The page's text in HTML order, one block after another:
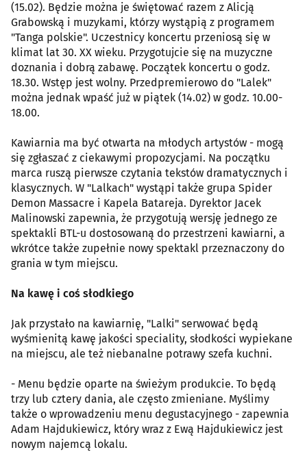
(15.02). Będzie można je świętować razem z Alicją
Grabowską i muzykami, którzy wystąpią z programem
"Tanga polskie". Uczestnicy koncertu przeniosą się w
klimat lat 30. XX wieku. Przygotujcie się na muzyczne
doznania i dobrą zabawę. Początek koncertu o godz.
18.30. Wstęp jest wolny. Przedpremierowo do "Lalek"
można jednak wpaść już w piątek (14.02) w godz. 10.00-
18.00.
Kawiarnia ma być otwarta na młodych artystów - mogą
się zgłaszać z ciekawymi propozycjami. Na początku
marca ruszą pierwsze czytania tekstów dramatycznych i
klasycznych. W "Lalkach" wystąpi także grupa Spider
Demon Massacre i Kapela Batareja. Dyrektor Jacek
Malinowski zapewnia, że przygotują wersję jednego ze
spektakli BTL-u dostosowaną do przestrzeni kawiarni, a
wkrótce także zupełnie nowy spektakl przeznaczony do
grania w tym miejscu.
Na kawę i coś słodkiego
Jak przystało na kawiarnię, "Lalki" serwować będą
wyśmienitą kawę jakości speciality, słodkości wypiekane
na miejscu, ale też niebanalne potrawy szefa kuchni.
- Menu będzie oparte na świeżym produkcie. To będą
trzy lub cztery dania, ale często zmieniane. Myślimy
także o wprowadzeniu menu degustacyjnego - zapewnia
Adam Hajdukiewicz, który wraz z Ewą Hajdukiewicz jest
nowym najemcą lokalu.